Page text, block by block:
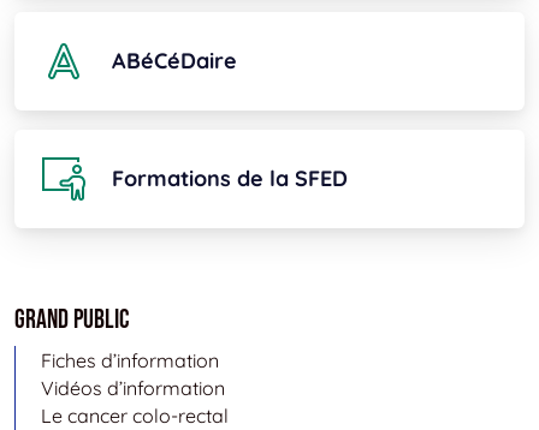
ABéCéDaire
Formations de la SFED
Grand public
Fiches d’information
Vidéos d’information
Le cancer colo-rectal